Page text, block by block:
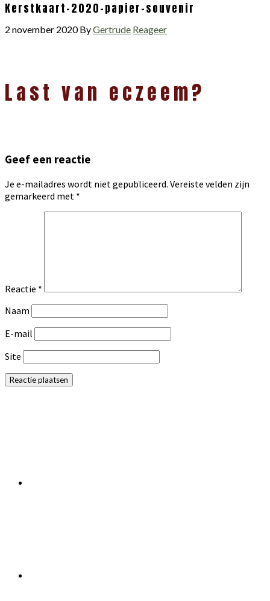
Kerstkaart-2020-papier-souvenir
2 november 2020ByGertrude Reageer
Interacties
Last van eczeem?
Geef een reactie
Je e-mailadres wordt niet gepubliceerd. Vereiste velden zijn
gemarkeerd met *
Reactie *
Naam
E-mail
Site